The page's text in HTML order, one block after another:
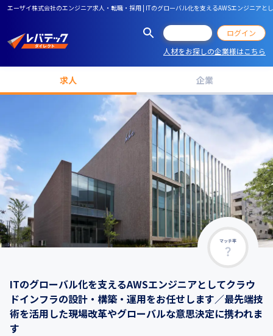
エーザイ株式会社のエンジニア求人・転職・採用 | ITのグローバル化を支えるAWSエンジニア
ログイン
人材をお探しの企業様はこちら
求人 企業
マッチ率
ITのグローバル化を支えるAWSエンジニアとしてクラウ
ドインフラの設計・構築・運用をお任せします／最先端技
術を活用した現場改革やグローバルな意思決定に携われま
す